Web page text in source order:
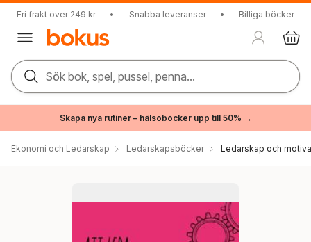
Fri frakt över 249 kr • Snabba leveranser • Billiga böcker
Sök bok, spel, pussel, penna...
Skapa nya rutiner – hälsoböcker upp till 50% →
Ekonomi och Ledarskap Ledarskapsböcker Ledarskap och